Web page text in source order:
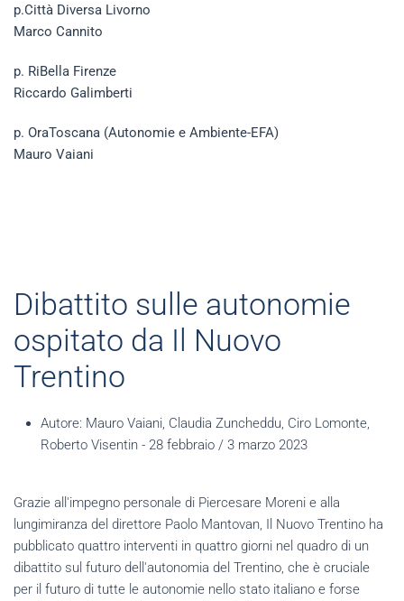
p.Città Diversa Livorno
Marco Cannito
p. RiBella Firenze
Riccardo Galimberti
p. OraToscana (Autonomie e Ambiente-EFA)
Mauro Vaiani
Dibattito sulle autonomie
ospitato da Il Nuovo
Trentino
Autore: Mauro Vaiani, Claudia Zuncheddu, Ciro Lomonte,
Roberto Visentin - 28 febbraio / 3 marzo 2023
Grazie all'impegno personale di Piercesare Moreni e alla
lungimiranza del direttore Paolo Mantovan, Il Nuovo Trentino ha
pubblicato quattro interventi in quattro giorni nel quadro di un
dibattito sul futuro dell'autonomia del Trentino, che è cruciale
per il futuro di tutte le autonomie nello stato italiano e forse